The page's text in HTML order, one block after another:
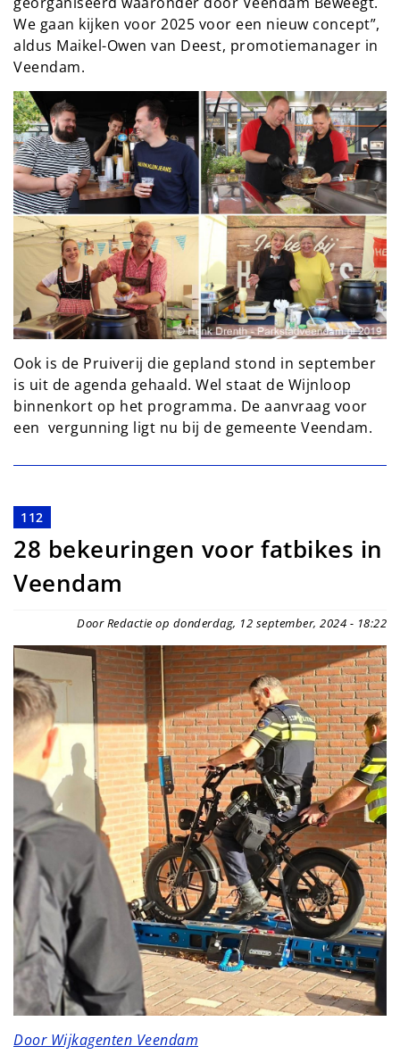
We gaan kijken voor 2025 voor een nieuw concept”,
aldus Maikel-Owen van Deest, promotiemanager in
Veendam.
Ook is de Pruiverij die gepland stond in september
is uit de agenda gehaald. Wel staat de Wijnloop
binnenkort op het programma. De aanvraag voor
een vergunning ligt nu bij de gemeente Veendam.
112
28 bekeuringen voor fatbikes in
Veendam
Door Redactie op donderdag, 12 september, 2024 - 18:22
Door Wijkagenten Veendam